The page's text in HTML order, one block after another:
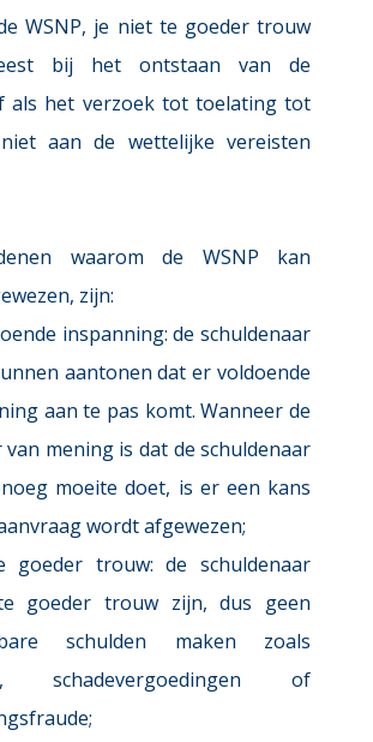
WSNP, je niet te goeder trouw
bij het ontstaan van de
als het verzoek tot toelating tot
aan de wettelijke vereisten
waarom de WSNP kan
zijn:
inspanning: de schuldenaar
aantonen dat er voldoende
aan te pas komt. Wanneer de
van mening is dat de schuldenaar
moeite doet, is er een kans
wordt afgewezen;
goeder trouw: de schuldenaar
goeder trouw zijn, dus geen
schulden maken zoals
schadevergoedingen of